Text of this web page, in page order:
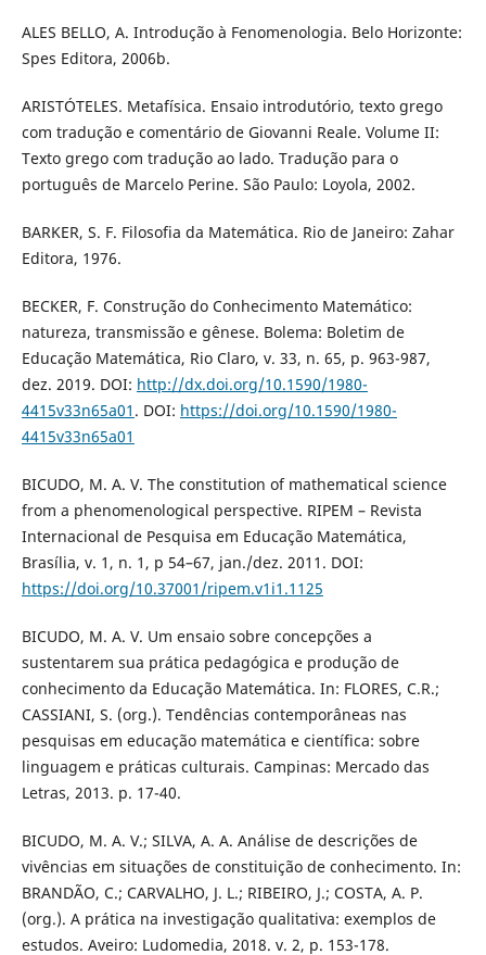
ALES BELLO, A. Introdução à Fenomenologia. Belo Horizonte:
Spes Editora, 2006b.
ARISTÓTELES. Metafísica. Ensaio introdutório, texto grego
com tradução e comentário de Giovanni Reale. Volume II:
Texto grego com tradução ao lado. Tradução para o
português de Marcelo Perine. São Paulo: Loyola, 2002.
BARKER, S. F. Filosofia da Matemática. Rio de Janeiro: Zahar
Editora, 1976.
BECKER, F. Construção do Conhecimento Matemático:
natureza, transmissão e gênese. Bolema: Boletim de
Educação Matemática, Rio Claro, v. 33, n. 65, p. 963-987,
dez. 2019. DOI: http://dx.doi.org/10.1590/1980-
4415v33n65a01 . DOI: https://doi.org/10.1590/1980-
4415v33n65a01
BICUDO, M. A. V. The constitution of mathematical science
from a phenomenological perspective. RIPEM – Revista
Internacional de Pesquisa em Educação Matemática,
Brasília, v. 1, n. 1, p 54–67, jan./dez. 2011. DOI:
https://doi.org/10.37001/ripem.v1i1.1125
BICUDO, M. A. V. Um ensaio sobre concepções a
sustentarem sua prática pedagógica e produção de
conhecimento da Educação Matemática. In: FLORES, C.R.;
CASSIANI, S. (org.). Tendências contemporâneas nas
pesquisas em educação matemática e científica: sobre
linguagem e práticas culturais. Campinas: Mercado das
Letras, 2013. p. 17-40.
BICUDO, M. A. V.; SILVA, A. A. Análise de descrições de
vivências em situações de constituição de conhecimento. In:
BRANDÃO, C.; CARVALHO, J. L.; RIBEIRO, J.; COSTA, A. P.
(org.). A prática na investigação qualitativa: exemplos de
estudos. Aveiro: Ludomedia, 2018. v. 2, p. 153-178.